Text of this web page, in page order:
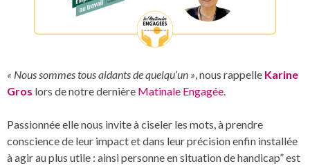
« Nous sommes tous aidants de quelqu’un » , nous rappelle Karine
Gros lors de notre dernière Matinale Engagée
Passionnée elle nous invite à ciseler les mots, à prendre
conscience de leur impact et dans leur précision enfin installée
à agir au plus utile : ainsi personne en situation de handicap” est